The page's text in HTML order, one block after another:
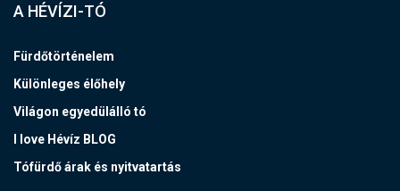
A HÉVÍZI-TÓ
Fürdőtörténelem
Különleges élőhely
Világon egyedülálló tó
I love Hévíz BLOG
Tófürdő árak és nyitvatartás